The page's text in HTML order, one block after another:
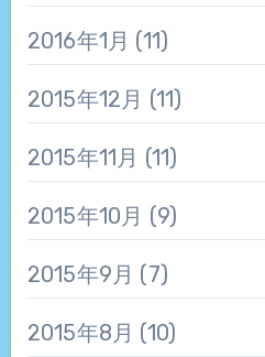
2016年1月 (11)
2015年12月 (11)
2015年11月 (11)
2015年10月 (9)
2015年9月 (7)
2015年8月 (10)